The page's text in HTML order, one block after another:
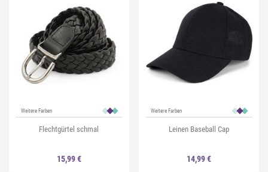
Weitere Farben
Flechtgürtel schmal
15,99 €
Weitere Farben
Leinen Baseball Cap
14,99 €